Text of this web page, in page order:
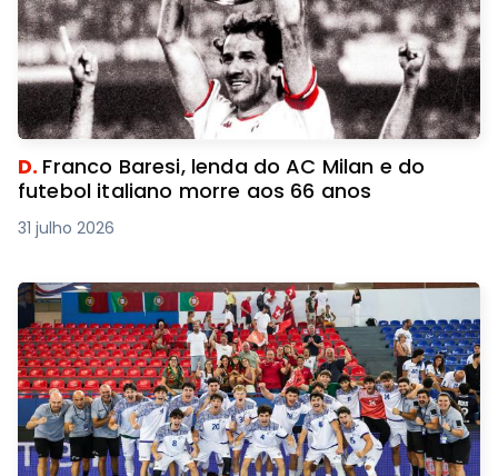
D. Franco Baresi, lenda do AC Milan e do
futebol italiano morre aos 66 anos
31 julho 2026